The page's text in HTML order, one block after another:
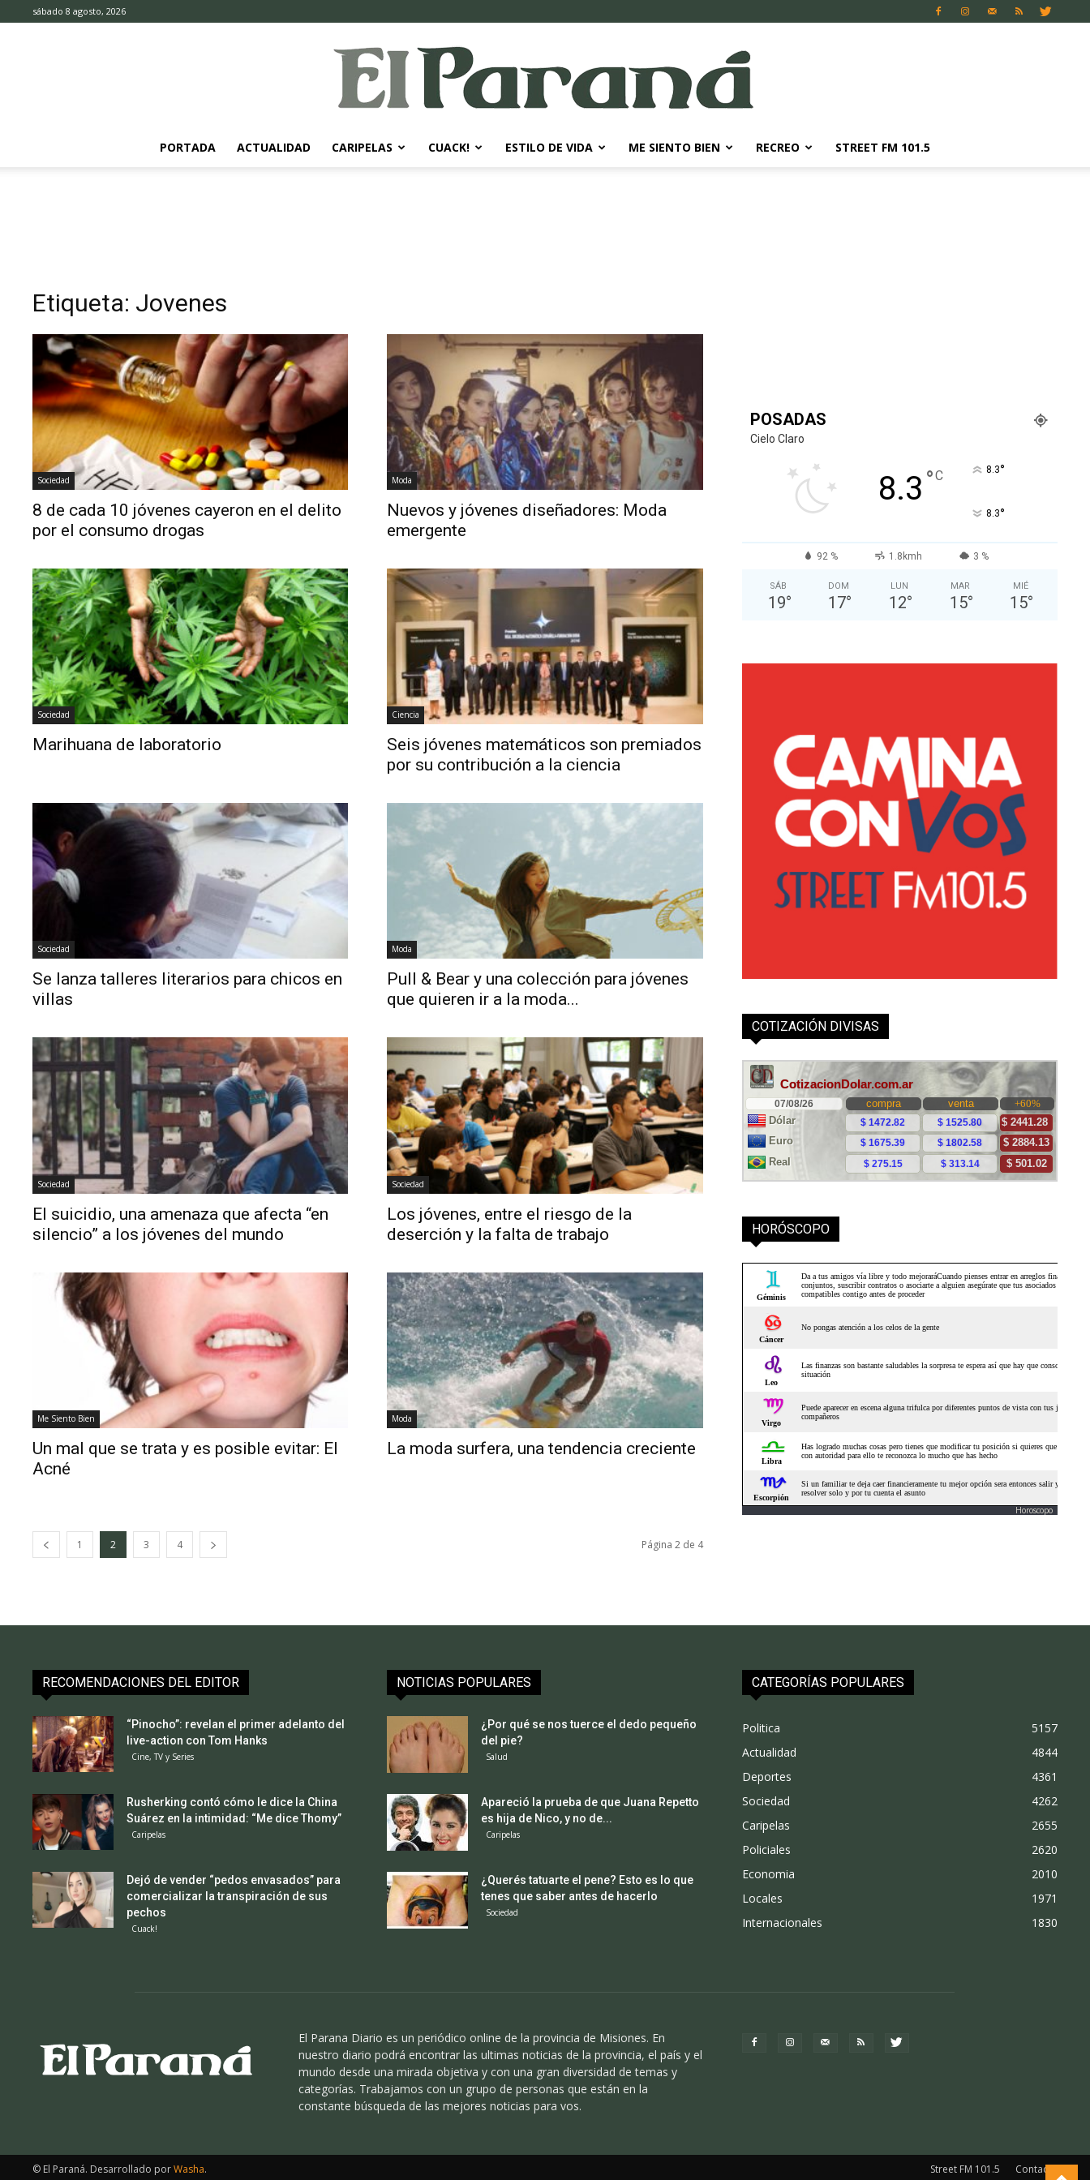
sábado 8 agosto, 2026
Diario
PORTADA ACTUALIDAD CARIPELAS CUACK! ESTILO DE VIDA ME SIENTO BIEN RECREO STREET FM 101.5
Etiqueta: Jovenes
Sociedad
8 de cada 10 jóvenes cayeron en el delito
por el consumo drogas
Moda
Nuevos y jóvenes diseñadores: Moda
emergente
Sociedad
Marihuana de laboratorio
Ciencia
Seis jóvenes matemáticos son premiados
por su contribución a la ciencia
Sociedad
Se lanza talleres literarios para chicos en
villas
Moda
Pull & Bear y una colección para jóvenes
que quieren ir a la moda...
Sociedad
El suicidio, una amenaza que afecta “en
silencio” a los jóvenes del mundo
Sociedad
Los jóvenes, entre el riesgo de la
deserción y la falta de trabajo
Me Siento Bien
Un mal que se trata y es posible evitar: El
Acné
Moda
La moda surfera, una tendencia creciente
1 2 3 4 Página 2 de 4
POSADAS
Cielo Claro
8.3 °C 8.3°
8.3°
92 % 1.8kmh 3 %
SÁB
19°
DOM
17°
LUN
12°
MAR
15°
MIÉ
15°
COTIZACIÓN DIVISAS
HORÓSCOPO
Horoscopo
RECOMENDACIONES DEL EDITOR
“Pinocho”: revelan el primer adelanto del
live-action con Tom Hanks
Cine, TV y Series
Rusherking contó cómo le dice la China
Suárez en la intimidad: “Me dice Thomy”
Caripelas
Dejó de vender “pedos envasados” para
comercializar la transpiración de sus
pechos
Cuack!
NOTICIAS POPULARES
¿Por qué se nos tuerce el dedo pequeño
del pie?
Salud
Apareció la prueba de que Juana Repetto
es hija de Nico, y no de...
Caripelas
¿Querés tatuarte el pene? Esto es lo que
tenes que saber antes de hacerlo
Sociedad
CATEGORÍAS POPULARES
Politica
5157
Actualidad
4844
Deportes
4361
Sociedad
4262
Caripelas
2655
Policiales
2620
Economia
2010
Locales
1971
Internacionales
1830
El Parana Diario es un periódico online de la provincia de Misiones. En
nuestro diario podrá encontrar las ultimas noticias de la provincia, el país y el
mundo desde una mirada objetiva y con una gran diversidad de temas y
categorías. Trabajamos con un grupo de personas que están en la
constante búsqueda de las mejores noticias para vos.
Street FM 101.5 Contacto
© El Paraná. Desarrollado porWasha.